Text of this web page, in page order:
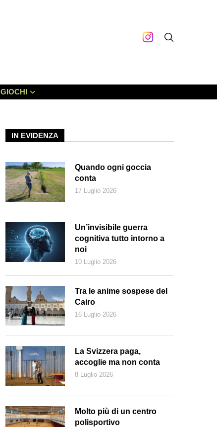
GIOCHI
IN EVIDENZA
Quando ogni goccia
conta
17 Luglio 2026
Un’invisibile guerra
cognitiva tutto intorno a
noi
10 Luglio 2026
Tra le anime sospese del
Cairo
16 Luglio 2026
La Svizzera paga,
accoglie ma non conta
8 Luglio 2026
Molto più di un centro
polisportivo